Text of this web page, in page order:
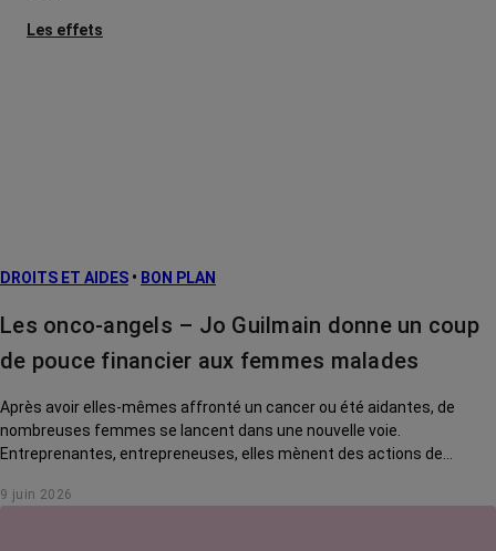
Les effets
Traitements
La vie autour
DROITS ET AIDES • BON PLAN
Les onco-angels – Jo Guilmain donne un coup
de pouce financier aux femmes malades
Après avoir elles-mêmes affronté un cancer ou été aidantes, de
nombreuses femmes se lancent dans une nouvelle voie.
Entreprenantes, entrepreneuses, elles mènent des actions de
Jo Guilmain, créatrice de l'association Mes amis, mes amours.
9 juin 2026